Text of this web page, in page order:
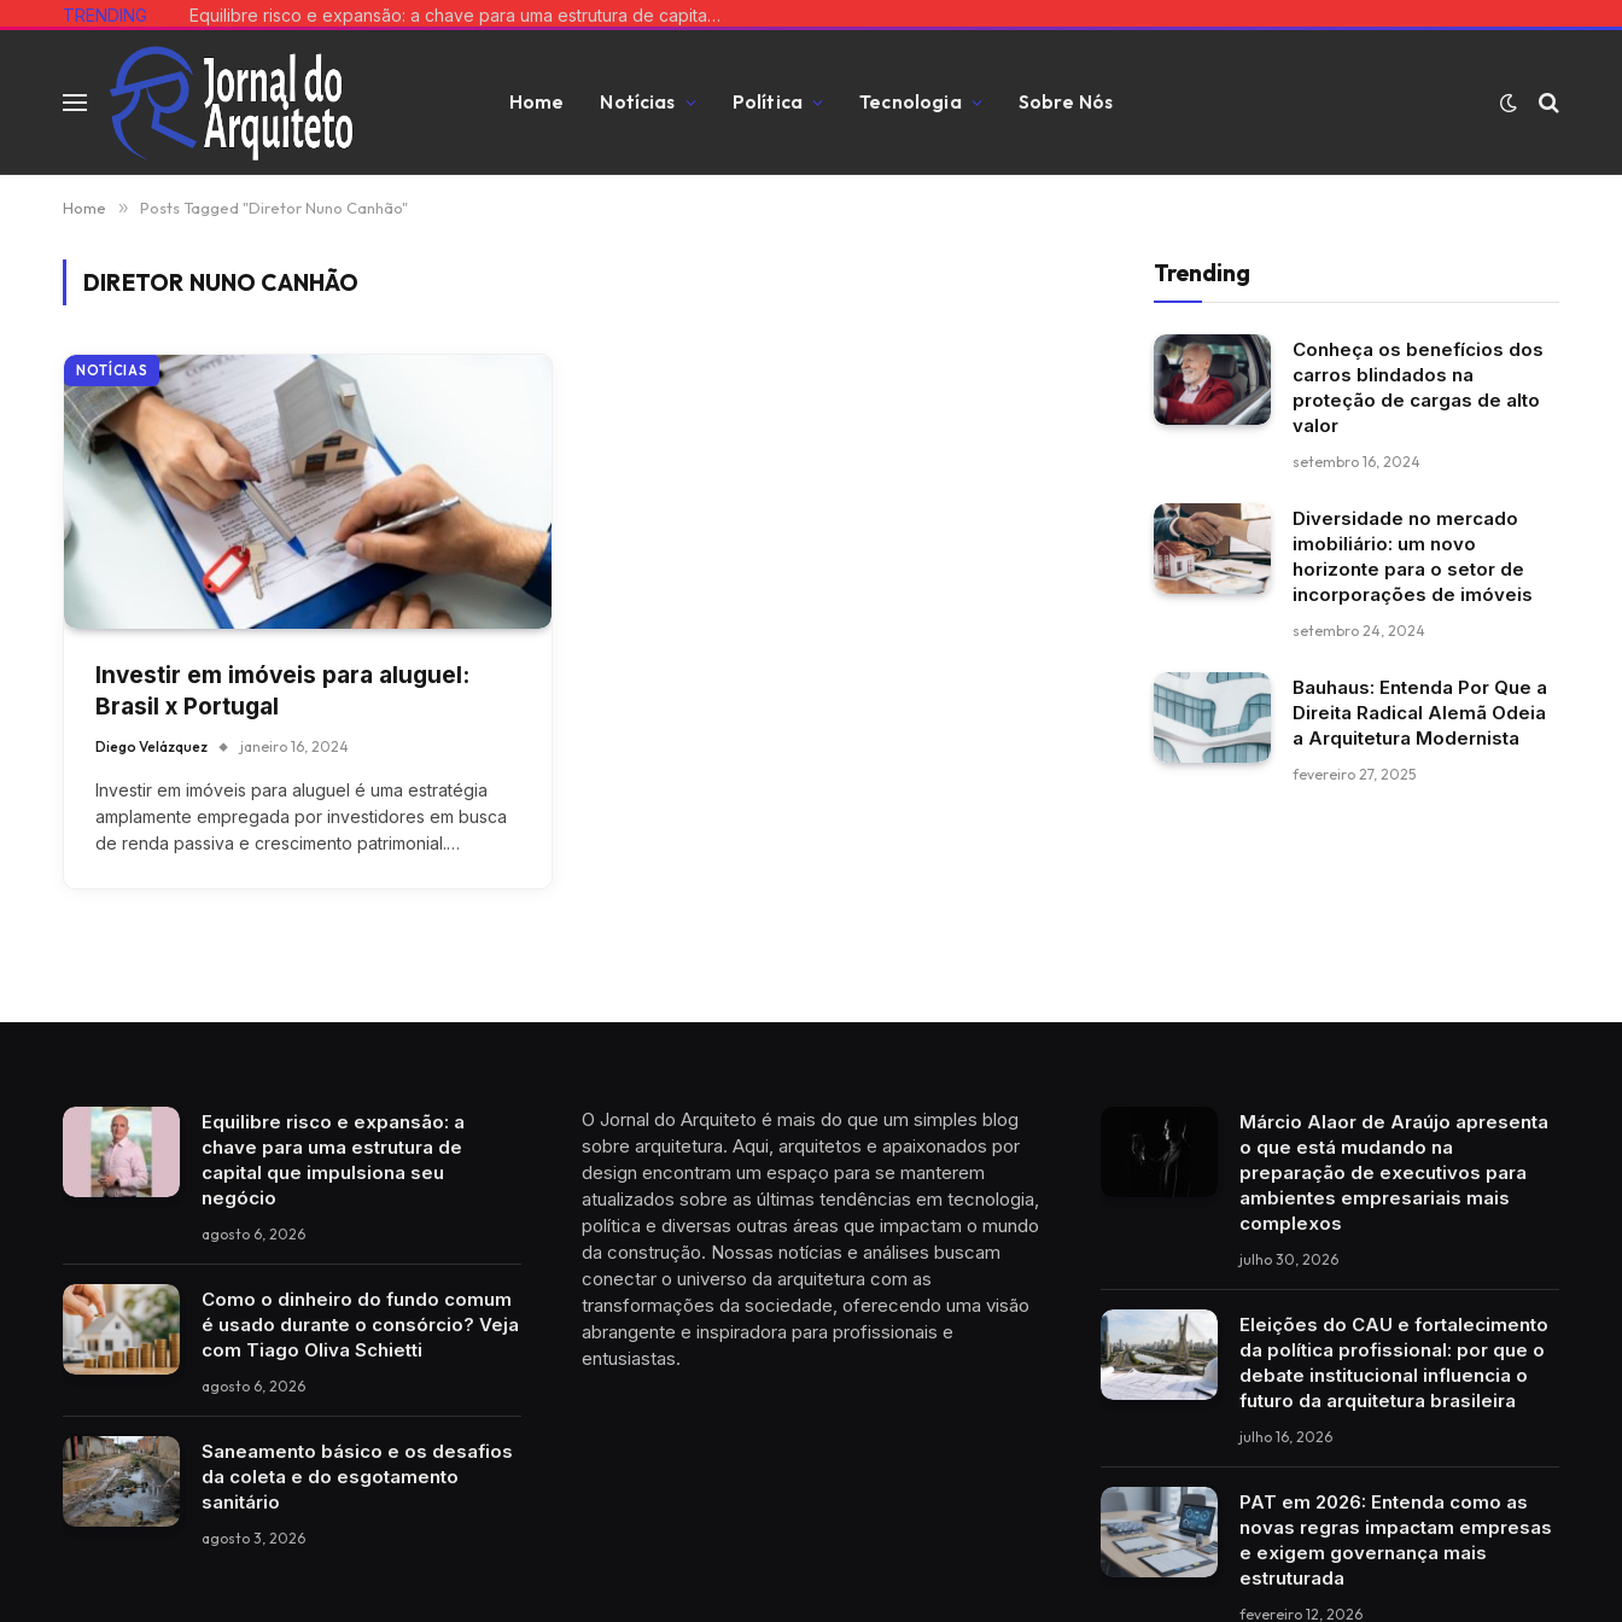
TRENDING Equilibre risco e expansão: a chave para uma estrutura de capital que impulsiona seu negócio
Home Notícias Política Tecnologia Sobre Nós
Home » Posts Tagged "Diretor Nuno Canhão"
DIRETOR NUNO CANHÃO
NOTÍCIAS
Investir em imóveis para aluguel:
Brasil x Portugal
Diego Velázquez janeiro 16, 2024
Investir em imóveis para aluguel é uma estratégia
amplamente empregada por investidores em busca
de renda passiva e crescimento patrimonial.…
Trending
Conheça os benefícios dos
carros blindados na
proteção de cargas de alto
valor
setembro 16, 2024
Diversidade no mercado
imobiliário: um novo
horizonte para o setor de
incorporações de imóveis
setembro 24, 2024
Bauhaus: Entenda Por Que a
Direita Radical Alemã Odeia
a Arquitetura Modernista
fevereiro 27, 2025
Equilibre risco e expansão: a
chave para uma estrutura de
capital que impulsiona seu
negócio
agosto 6, 2026
Como o dinheiro do fundo comum
é usado durante o consórcio? Veja
com Tiago Oliva Schietti
agosto 6, 2026
Saneamento básico e os desafios
da coleta e do esgotamento
sanitário
agosto 3, 2026
O Jornal do Arquiteto é mais do que um simples blog
sobre arquitetura. Aqui, arquitetos e apaixonados por
design encontram um espaço para se manterem
atualizados sobre as últimas tendências em tecnologia,
política e diversas outras áreas que impactam o mundo
da construção. Nossas notícias e análises buscam
conectar o universo da arquitetura com as
transformações da sociedade, oferecendo uma visão
abrangente e inspiradora para profissionais e
entusiastas.
Márcio Alaor de Araújo apresenta
o que está mudando na
preparação de executivos para
ambientes empresariais mais
complexos
julho 30, 2026
Eleições do CAU e fortalecimento
da política profissional: por que o
debate institucional influencia o
futuro da arquitetura brasileira
julho 16, 2026
PAT em 2026: Entenda como as
novas regras impactam empresas
e exigem governança mais
estruturada
fevereiro 12, 2026